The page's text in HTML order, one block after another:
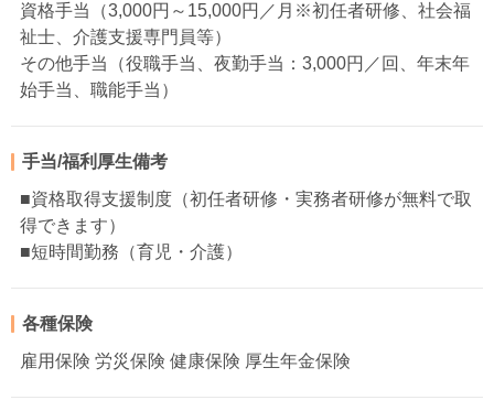
資格手当（3,000円～15,000円／月※初任者研修、社会福
祉士、介護支援専門員等）
その他手当（役職手当、夜勤手当：3,000円／回、年末年
始手当、職能手当）
手当/福利厚生備考
■資格取得支援制度（初任者研修・実務者研修が無料で取
得できます）
■短時間勤務（育児・介護）
各種保険
雇用保険 労災保険 健康保険 厚生年金保険